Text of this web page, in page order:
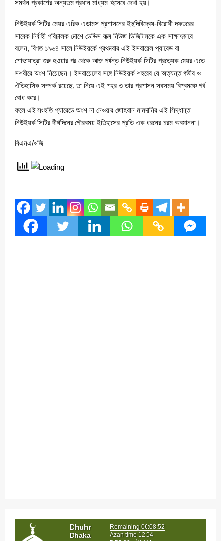
সমর্থন প্রকাশের অন্যতম প্রধান মাধ্যম হিসেবে দেখা হয়।
নিউইয়র্ক সিটির মেয়র এরিক এডামস প্রশাসনের ইহুদিবিদ্বেষ-বিরোধী দফতরের
সাবেক নির্বাহী পরিচালক মোশে ডেভিস ফক্স নিউজ ডিজিটালকে এক সাক্ষাৎকারে
বলেন, বিগত ১৯৬৪ সালে নিউইয়র্কে প্রথমবার এই ইসরায়েল প্যারেড বা
শোভাযাত্রা শুরু হওয়ার পর থেকে আজ পর্যন্ত নিউইয়র্ক সিটির প্রত্যেক মেয়র এতে
সশরীরে অংশ নিয়েছেন। ইসরায়েলের সঙ্গে নিউইয়র্ক শহরের যে অত্যন্ত গভীর ও
ঐতিহাসিক সম্পর্ক রয়েছে, তা নিয়ে এই শহর ও তার প্রশাসন সবসময় বিশ্বমঞ্চে গর্ব
বোধ করে।
ফলে এই সংহতি প্যারেডে অংশ না নেওয়ার জোহরান মামদানির এই সিদ্ধান্ত
নিউইয়র্ক সিটির দীর্ঘদিনের গৌরবময় ইতিহাসের প্রতি এক ধরনের চরম অবমাননা।
বিএনএ/ওজি